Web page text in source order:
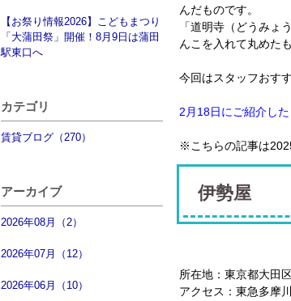
【お祭り情報2026】こどもまつり
「大蒲田祭」開催！8月9日は蒲田
駅東口へ
カテゴリ
賃貸ブログ（270）
アーカイブ
2026年08月（2）
2026年07月（12）
2026年06月（10）
んだものです。
「道明寺（どうみょ
んこを入れて丸めた
今回はスタッフおす
2月18日にご紹介し
※こちらの記事は
伊勢屋
所在地：東京都大田
アクセス：東急多